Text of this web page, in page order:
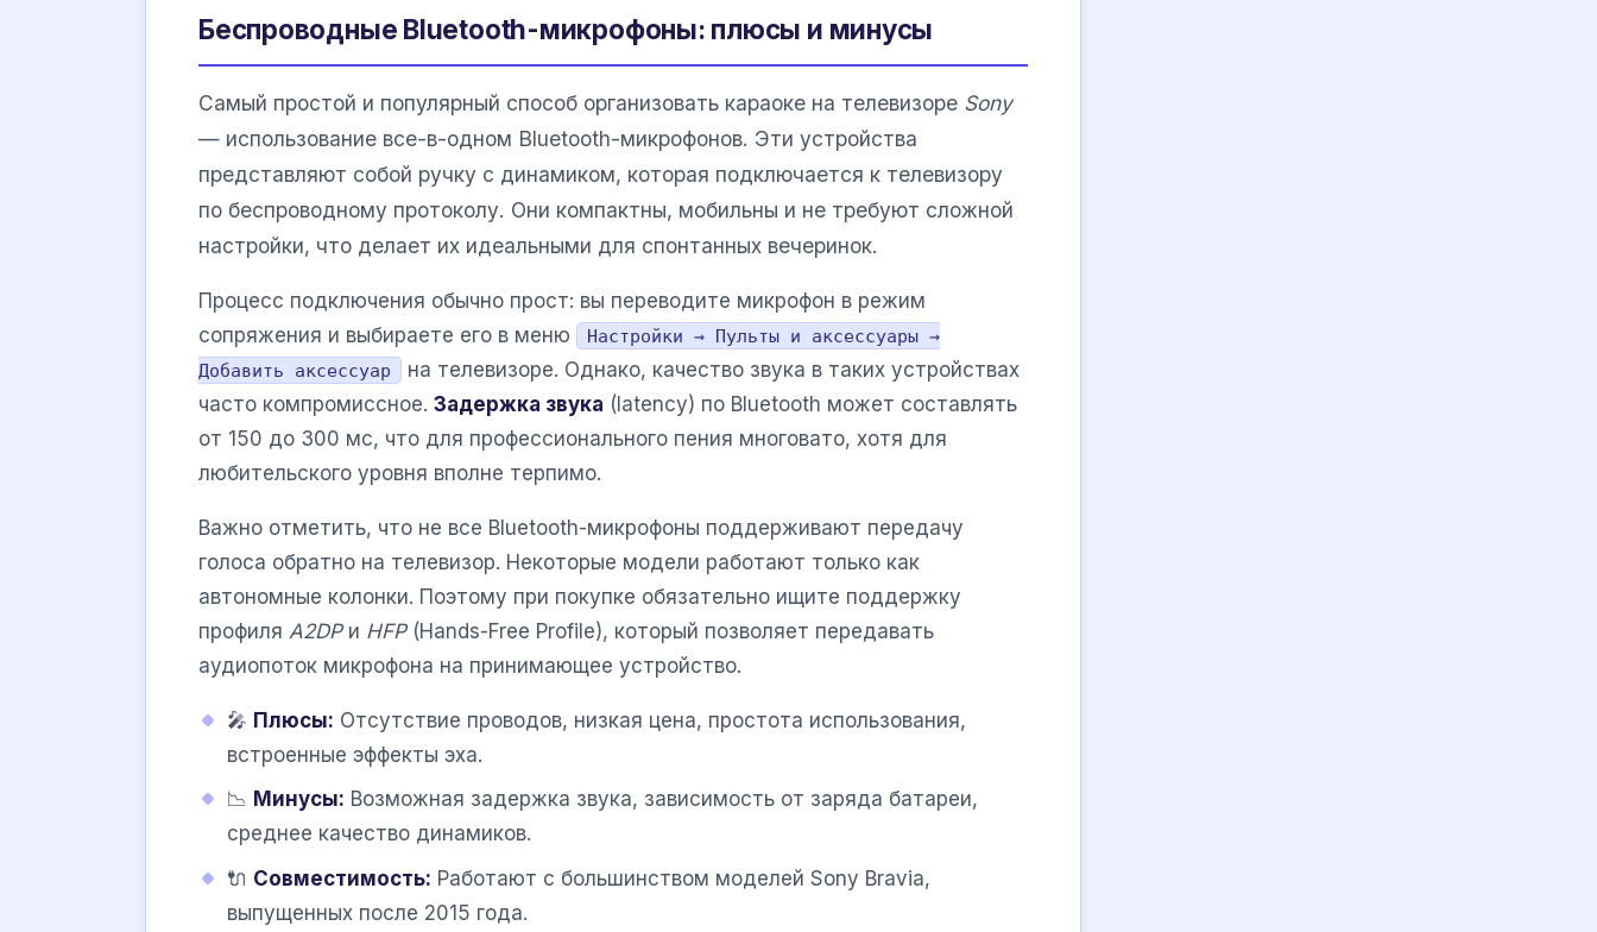
Беспроводные Bluetooth-микрофоны: плюсы и минусы
Самый простой и популярный способ организовать караоке на телевизоре Sony
— использование все-в-одном Bluetooth-микрофонов. Эти устройства
представляют собой ручку с динамиком, которая подключается к телевизору
по беспроводному протоколу. Они компактны, мобильны и не требуют сложной
настройки, что делает их идеальными для спонтанных вечеринок.
Процесс подключения обычно прост: вы переводите микрофон в режим
сопряжения и выбираете его в меню
Настройки → Пульты и аксессуары →
Добавить аксессуар
на телевизоре. Однако, качество звука в таких устройствах
часто компромиссное. Задержка звука (latency) по Bluetooth может составлять
от 150 до 300 мс, что для профессионального пения многовато, хотя для
любительского уровня вполне терпимо.
Важно отметить, что не все Bluetooth-микрофоны поддерживают передачу
голоса обратно на телевизор. Некоторые модели работают только как
автономные колонки. Поэтому при покупке обязательно ищите поддержку
профиля A2DPи HFP(Hands-Free Profile), который позволяет передавать
аудиопоток микрофона на принимающее устройство.
🎤 Плюсы: Отсутствие проводов, низкая цена, простота использования,
встроенные эффекты эха.
📉 Минусы: Возможная задержка звука, зависимость от заряда батареи,
среднее качество динамиков.
🔌 Совместимость: Работают с большинством моделей Sony Bravia,
выпущенных после 2015 года.